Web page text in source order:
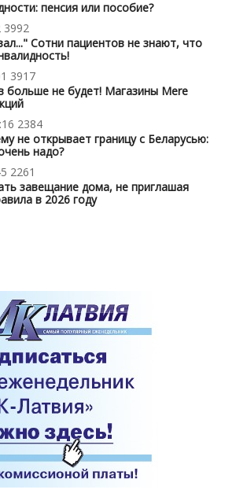
пенсия или пособие?
3992
Сотни пациентов не знают, что
3917
больше не будет! Магазины Mere
2384
не открывает границу с Беларусью:
надо?
2261
завещание дома, не приглашая
в 2026 году